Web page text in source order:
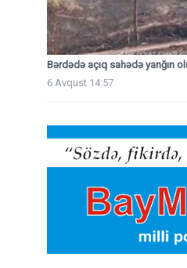
Bərdədə açıq sahədə yanğın
6 Avqust 14:57